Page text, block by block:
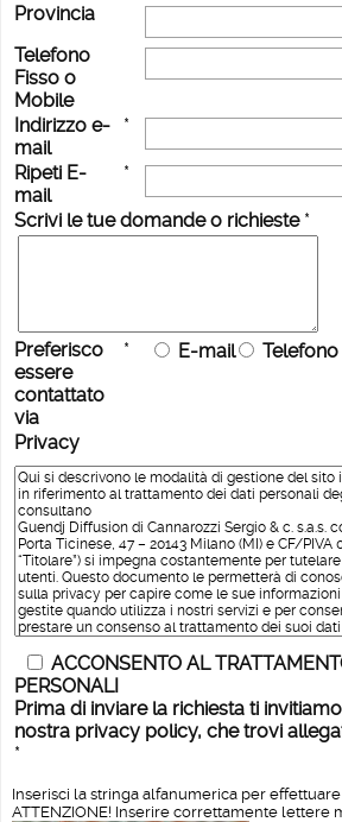
Provincia
Telefono
Fisso o
Mobile
Indirizzo e-
mail
*
Ripeti E-
mail
*
Scrivi le tue domande o richieste *
Preferisco
essere
contattato
via
* E-mail Telefono
Privacy
ACCONSENTO AL
PERSONALI
Prima di inviare la richiesta ti
nostra privacy policy, che trovi
*
Inserisci la stringa alfanumerica per
ATTENZIONE! Inserire correttamente lettere